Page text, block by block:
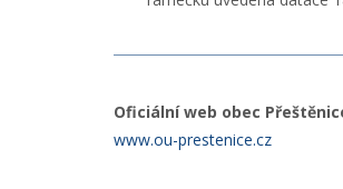
Oficiální web obec
www.ou-prestenice.cz